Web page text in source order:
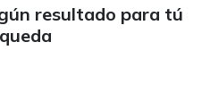
resultado para tú